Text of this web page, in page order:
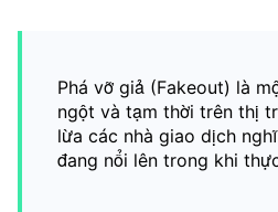
Phá vỡ giả (Fakeout) là
ngột và tạm thời trên thị
lừa các nhà giao dịch
đang nổi lên trong khi